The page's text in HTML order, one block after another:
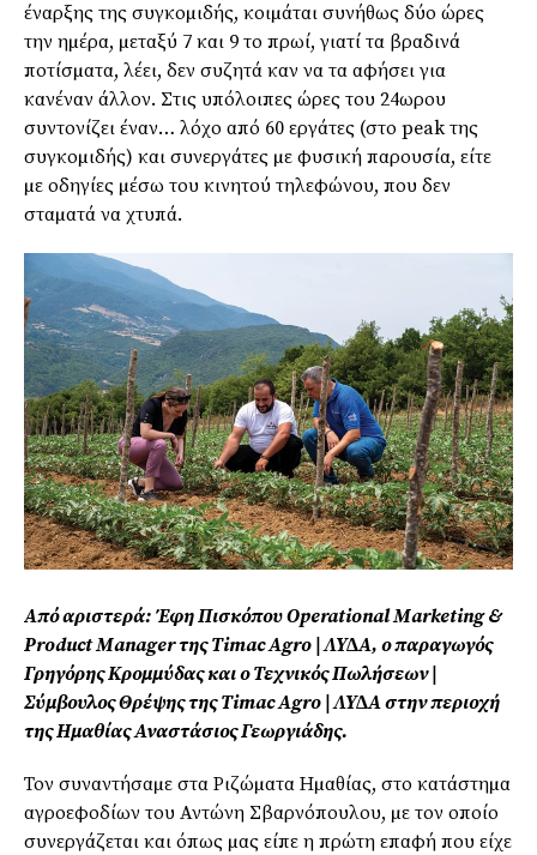
έναρξης της συγκοµιδής, κοιµάται συνήθως δύο ώρες
την ηµέρα, µεταξύ 7 και 9 το πρωί, γιατί τα βραδινά
ποτίσµατα, λέει, δεν συζητά καν να τα αφήσει για
κανέναν άλλον. Στις υπόλοιπες ώρες του 24ωρου
συντονίζει έναν… λόχο από 60 εργάτες (στο peak της
συγκοµιδής) και συνεργάτες µε φυσική παρουσία, είτε
µε οδηγίες µέσω του κινητού τηλεφώνου, που δεν
σταµατά να χτυπά.
Από αριστερά: Έφη Πισκόπου Operational Marketing &
Product Manager της Timac Agro | ΛΥ∆Α, ο παραγωγός
Γρηγόρης Κροµµύδας και ο Τεχνικός Πωλήσεων |
Σύµβουλος Θρέψης της Timac Agro | ΛΥ∆Α στην περιοχή
της Ηµαθίας Αναστάσιος Γεωργιάδης.
Τον συναντήσαµε στα Ριζώµατα Ηµαθίας, στο κατάστηµα
αγροεφοδίων του Αντώνη Σβαρνόπουλου, µε τον οποίο
συνεργάζεται και όπως µας είπε η πρώτη επαφή που είχε